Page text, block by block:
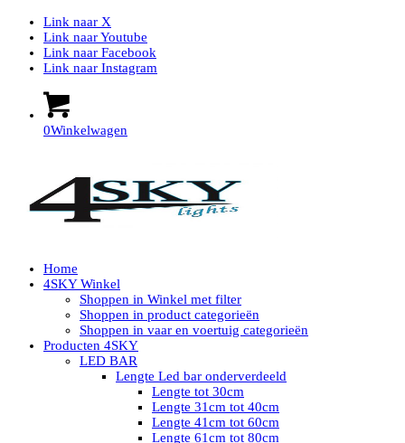
Link naar X
Link naar Youtube
Link naar Facebook
Link naar Instagram
0Winkelwagen
Home
4SKY Winkel
Shoppen in Winkel met filter
Shoppen in product categorieën
Shoppen in vaar en voertuig categorieën
Producten 4SKY
LED BAR
Lengte Led bar onderverdeeld
Lengte tot 30cm
Lengte 31cm tot 40cm
Lengte 41cm tot 60cm
Lengte 61cm tot 80cm